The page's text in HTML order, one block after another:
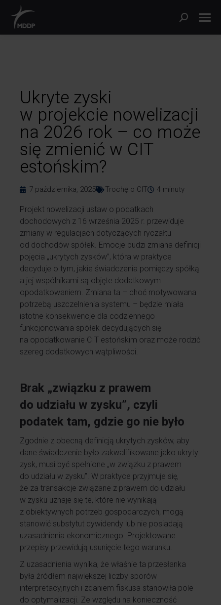
Ukryte zyski
w projekcie nowelizacji
na 2026 rok – co może
się zmienić w CIT
estońskim?
7 października, 2025 Trochę o CIT 4 minuty
Projekt nowelizacji ustaw o podatkach
dochodowych z 16 września 2025 r. przewiduje
zmiany w regulacjach dotyczących ryczałtu
od dochodów spółek. Emocje budzi zmiana definicji
pojęcia „ukrytych zysków”, która w praktyce
decyduje o tym, jakie świadczenia pomiędzy spółką
a jej wspólnikami są objęte dodatkowym
opodatkowaniem. Zmiana ta – choć motywowana
potrzebą uszczelnienia systemu – będzie miała
istotne konsekwencje dla codziennego
funkcjonowania spółek decydujących się
na opodatkowanie CIT estońskim oraz może rodzić
szereg dodatkowych wątpliwości.
Brak „związku z prawem
do udziału w zysku”, czyli
podatek tam, gdzie go nie było
Zgodnie z obecną definicją ukrytych zysków, aby
dane świadczenie było zakwalifikowane jako ukryty
zysk, musi być spełnione „w związku z prawem
do udziału w zysku”. W praktyce przyjmuje się,
że za transakcje związane z prawem do udziału
w zysku uznaje się te, które nie wynikają
z obiektywnych potrzeb gospodarczych, mogą
stanowić substytut dywidendy lub nie posiadają
uzasadnienia ekonomicznego. Projektowane
przepisy przewidują usunięcie tego warunku.
Z uzasadnienia wynika, że właśnie ta przesłanka
była źródłem największej liczby sporów
interpretacyjnych i zdaniem fiskusa stanowiła pole
do optymalizacji. Ze względu na konieczność